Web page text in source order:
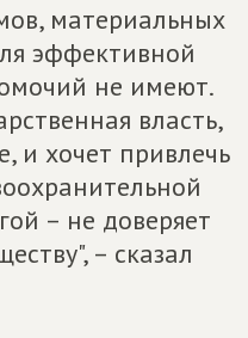
материальных
эффективной
не имеют.
власть,
и хочет привлечь
– не доверяет
– сказал